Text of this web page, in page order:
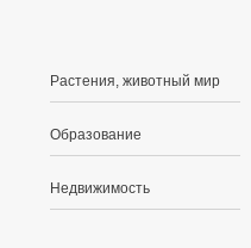
Растения, животный мир
Образование
Недвижимость